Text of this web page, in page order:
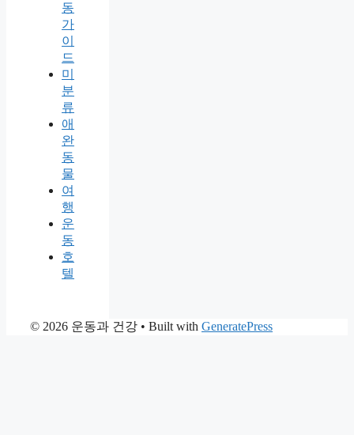
동
가
이
드
미
분
류
애
완
동
물
여
행
운
동
호
텔
© 2026 운동과 건강 • Built with GeneratePress